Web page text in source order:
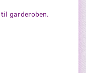
garderoben.